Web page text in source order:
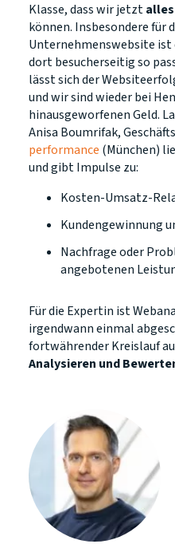
Klasse, dass wir jetzt
können. Insbesondere für
Unternehmenswebsite ist
dort besucherseitig so
lässt sich der
und wir sind wieder bei
hinausgeworfenen Geld.
Anisa Boumrifak,
performance (München)
und gibt Impulse zu:
Kosten-Umsatz-
Kundengewinnung
Nachfrage oder
angebotenen
Für die Expertin ist
irgendwann einmal
fortwährender Kreislauf
Analysieren und